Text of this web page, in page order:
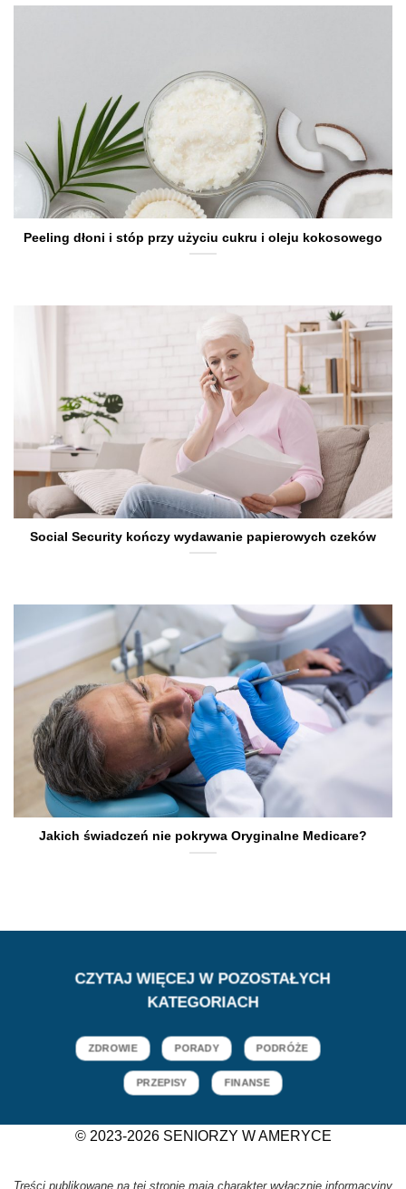
Peeling dłoni i stóp przy użyciu cukru i oleju kokosowego
Social Security kończy wydawanie papierowych czeków
Jakich świadczeń nie pokrywa Oryginalne Medicare?
CZYTAJ WIĘCEJ W POZOSTAŁYCH
KATEGORIACH
ZDROWIE PORADY PODRÓŻE
PRZEPISY FINANSE
© 2023-2026 SENIORZY W AMERYCE
Treści publikowane na tej stronie mają charakter wyłącznie informacyjny